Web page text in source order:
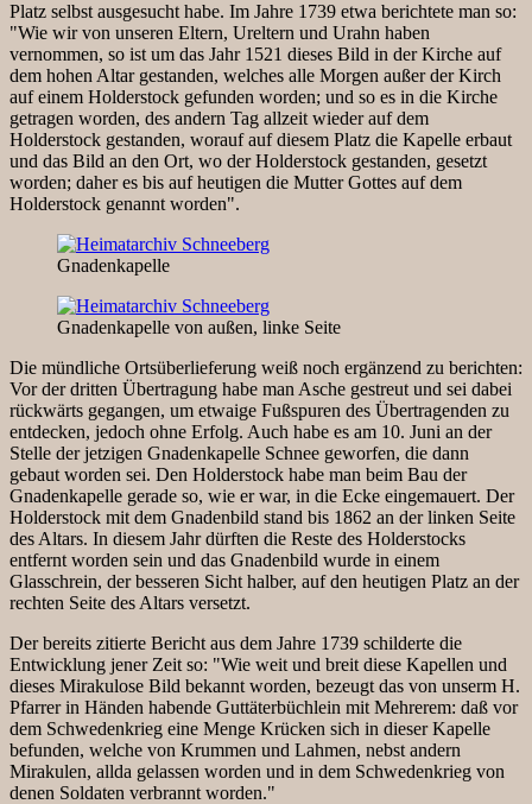
Platz selbst ausgesucht habe. Im Jahre 1739 etwa berichtete man so:
"Wie wir von unseren Eltern, Ureltern und Urahn haben
vernommen, so ist um das Jahr 1521 dieses Bild in der Kirche auf
dem hohen Altar gestanden, welches alle Morgen außer der Kirch
auf einem Holderstock gefunden worden; und so es in die Kirche
getragen worden, des andern Tag allzeit wieder auf dem
Holderstock gestanden, worauf auf diesem Platz die Kapelle erbaut
und das Bild an den Ort, wo der Holderstock gestanden, gesetzt
worden; daher es bis auf heutigen die Mutter Gottes auf dem
Holderstock genannt worden".
Gnadenkapelle
Gnadenkapelle von außen, linke Seite
Die mündliche Ortsüberlieferung weiß noch ergänzend zu berichten:
Vor der dritten Übertragung habe man Asche gestreut und sei dabei
rückwärts gegangen, um etwaige Fußspuren des Übertragenden zu
entdecken, jedoch ohne Erfolg. Auch habe es am 10. Juni an der
Stelle der jetzigen Gnadenkapelle Schnee geworfen, die dann
gebaut worden sei. Den Holderstock habe man beim Bau der
Gnadenkapelle gerade so, wie er war, in die Ecke eingemauert. Der
Holderstock mit dem Gnadenbild stand bis 1862 an der linken Seite
des Altars. In diesem Jahr dürften die Reste des Holderstocks
entfernt worden sein und das Gnadenbild wurde in einem
Glasschrein, der besseren Sicht halber, auf den heutigen Platz an der
rechten Seite des Altars versetzt.
Der bereits zitierte Bericht aus dem Jahre 1739 schilderte die
Entwicklung jener Zeit so: "Wie weit und breit diese Kapellen und
dieses Mirakulose Bild bekannt worden, bezeugt das von unserm H.
Pfarrer in Händen habende Guttäterbüchlein mit Mehrerem: daß vor
dem Schwedenkrieg eine Menge Krücken sich in dieser Kapelle
befunden, welche von Krummen und Lahmen, nebst andern
Mirakulen, allda gelassen worden und in dem Schwedenkrieg von
denen Soldaten verbrannt worden."